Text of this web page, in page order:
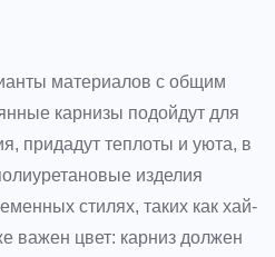
материалов с общим
карнизы подойдут для
придадут теплоты и уюта, в
изделия
стилях, таких как хай-
важен цвет: карниз должен